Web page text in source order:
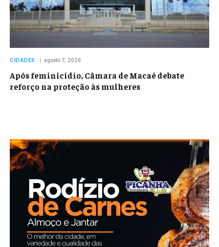
CIDADES agosto 7, 2026
Após feminicídio, Câmara de Macaé debate
reforço na proteção às mulheres